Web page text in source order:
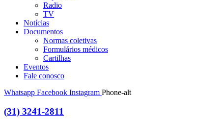
Radio
TV
Notícias
Documentos
Normas coletivas
Formulários médicos
Cartilhas
Eventos
Fale conosco
Whatsapp Facebook Instagram Phone-alt
(31) 3241-2811